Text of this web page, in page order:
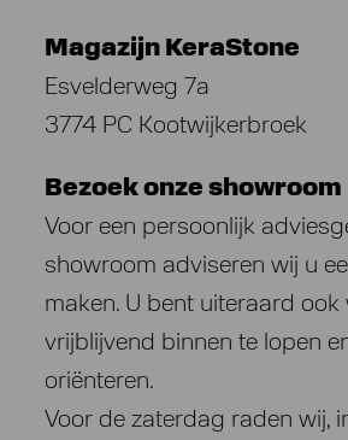
Magazijn KeraStone
Esvelderweg 7a
3774 PC Kootwijkerbroek
Bezoek onze showroom
Voor een persoonlijk
showroom adviseren wij u
maken. U bent uiteraard ook
vrijblijvend binnen te lopen
oriënteren.
Voor de zaterdag raden wij,